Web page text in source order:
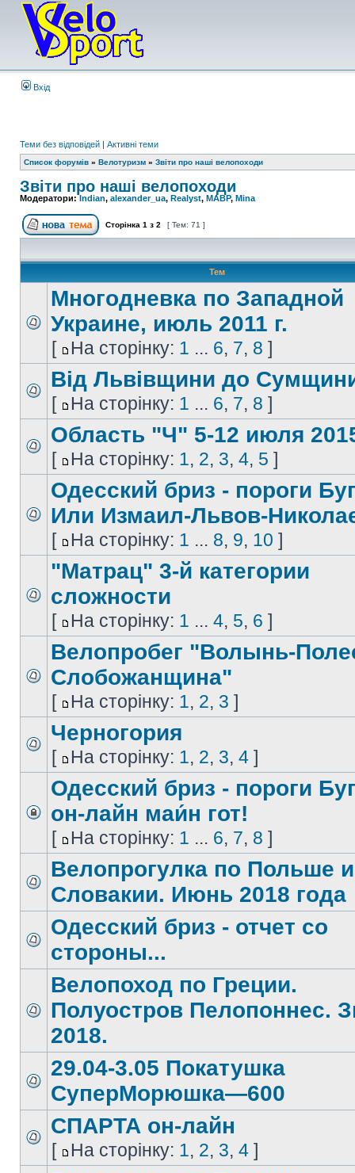
Вхід
Теми без відповідей | Активні теми
Список форумів » Велотуризм » Звіти про наші велопоходи
Звіти про наші велопоходи
Модератори:Indian, alexander_ua, Realyst, MABP, Mina
Сторінка 1 з 2 [ Тем: 71 ]
Тем
Многодневка по Западной
Украине, июль 2011 г.
[ На сторінку: 1 ... 6, 7, 8 ]
Від Львівщини до
[ На сторінку: 1 ... 6, 7, 8 ]
Область "Ч" 5-12 июля
[ На сторінку: 1, 2, 3, 4, 5 ]
Одесский бриз - пороги
Или Измаил-Львов-
[ На сторінку: 1 ... 8, 9, 10 ]
"Матрац" 3-й категории
сложности
[ На сторінку: 1 ... 4, 5, 6 ]
Велопробег "Волынь-
Слобожанщина"
[ На сторінку: 1, 2, 3 ]
Черногория
[ На сторінку: 1, 2, 3, 4 ]
Одесский бриз - пороги
он-лайн маи́н гот!
[ На сторінку: 1 ... 6, 7, 8 ]
Велопрогулка по Польше и
Словакии. Июнь 2018 года
Одесский бриз - отчет со
стороны...
Велопоход по Греции.
Полуостров Пелопоннес.
2018.
29.04-3.05 Покатушка
СуперМорюшка—600
СПАРТА он-лайн
[ На сторінку: 1, 2, 3, 4 ]